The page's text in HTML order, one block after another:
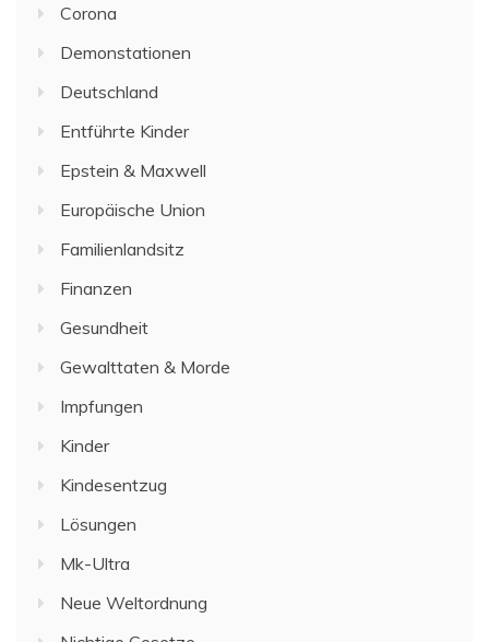
Corona
Demonstationen
Deutschland
Entführte Kinder
Epstein & Maxwell
Europäische Union
Familienlandsitz
Finanzen
Gesundheit
Gewalttaten & Morde
Impfungen
Kinder
Kindesentzug
Lösungen
Mk-Ultra
Neue Weltordnung